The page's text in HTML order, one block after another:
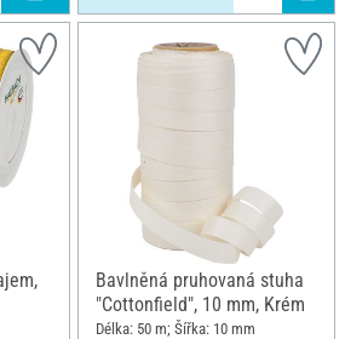
Bavlněná pruhovaná stuha
"Cottonfield", 10 mm, Krém
Délka: 50 m; Šířka: 10 mm